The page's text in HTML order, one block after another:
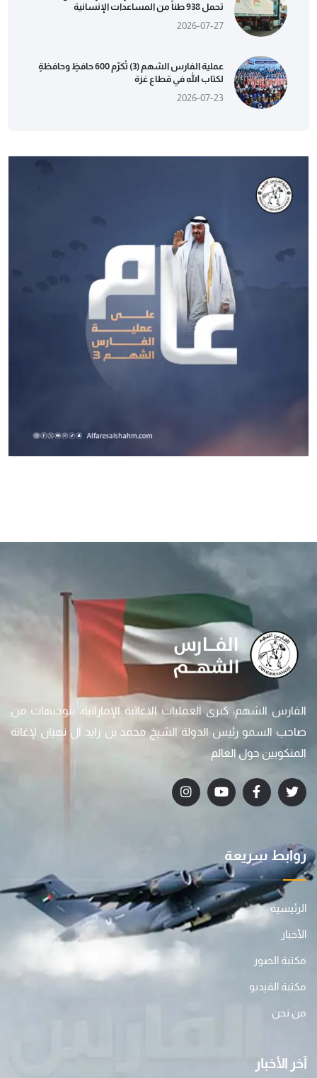
تحمل 938 طناً من المساعدات الإنسانية
2026-07-27
عملية الفارس الشهم (3) تُكرّم 600 حافظٍ وحافظةٍ
لكتاب الله في قطاع غزة
2026-07-23
الفارس الشهم، كبرى العمليات الاغاثية الإماراتية، بتوجيهات من
صاحب السمو رئيس الدولة الشيخ محمد بن زايد آل نهيان لإغاثة
المنكوبين حول العالم
روابط سريعة
الرئيسية
الأخبار
مكتبة الصور
مكتبة الفيديو
من نحن
آخر الأخبار